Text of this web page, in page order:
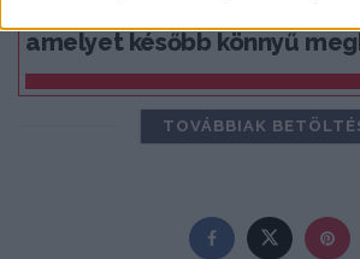
5 látványos hálószobai
amelyet később könnyű
TOVÁBBIAK